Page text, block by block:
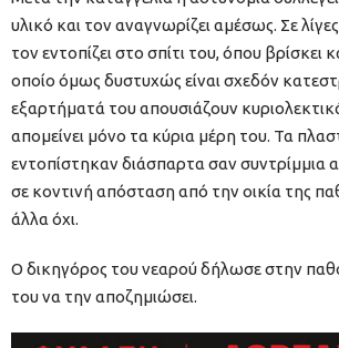
υλικό και τον αναγνωρίζει αμέσως. Σε
τον εντοπίζει στο σπίτι του, όπου βρίσκει
οποίο όμως δυστυχώς είναι σχεδόν
εξαρτήματά του απουσιάζουν
απομείνει μόνο τα κύρια μέρη του. Τα
εντοπίστηκαν διάσπαρτα σαν συντρίμμια
σε κοντινή απόσταση από την οικία της
άλλα όχι.
Ο δικηγόρος του νεαρού δήλωσε στην
του να την αποζημιώσει.